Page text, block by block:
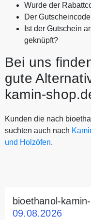
Wurde der
Der
Ist der Gutschein
geknüpft?
Bei uns
gute
kamin-
Kunden die nach
suchten auch nach
und Holzöfen.
bioethanol-
09.08.2026